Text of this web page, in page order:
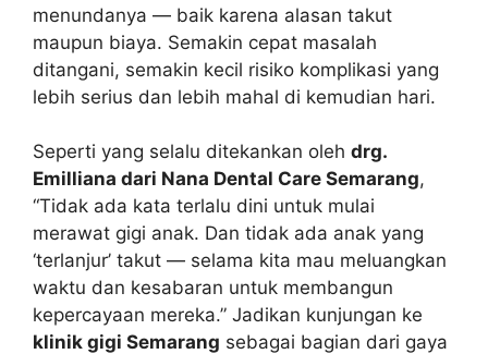
menundanya — baik karena alasan takut
maupun biaya. Semakin cepat masalah
ditangani, semakin kecil risiko komplikasi yang
lebih serius dan lebih mahal di kemudian hari.
Seperti yang selalu ditekankan oleh drg.
Emilliana dari Nana Dental Care Semarang,
“Tidak ada kata terlalu dini untuk mulai
merawat gigi anak. Dan tidak ada anak yang
‘terlanjur’ takut — selama kita mau meluangkan
waktu dan kesabaran untuk membangun
kepercayaan mereka.” Jadikan kunjungan ke
klinik gigi Semarang sebagai bagian dari gaya